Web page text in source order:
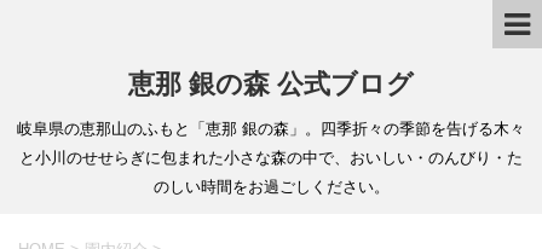
恵那 銀の森 公式ブログ
岐阜県の恵那山のふもと「恵那 銀の森」。四季折々の季節を告げる木々
と小川のせせらぎに包まれた小さな森の中で、おいしい・のんびり・た
のしい時間をお過ごしください。